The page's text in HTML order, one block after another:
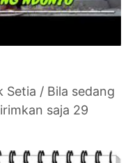
Setia / Bila sedang
saja 29